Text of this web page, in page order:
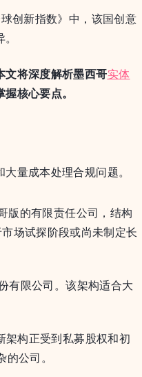
创新指数》中，该国创意
文将深度解析墨西哥实体
核心要点。
量成本处理合规问题。
版的有限责任公司，结构
场试探阶段或尚未制定长
有限公司。该架构适合大
架构正受到私募股权和初
公司。